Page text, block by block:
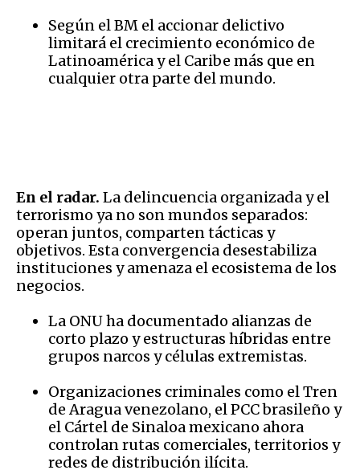
Según el BM el accionar delictivo
limitará el crecimiento económico de
Latinoamérica y el Caribe más que en
cualquier otra parte del mundo.
En el radar. La delincuencia organizada y el
terrorismo ya no son mundos separados:
operan juntos, comparten tácticas y
objetivos. Esta convergencia desestabiliza
instituciones y amenaza el ecosistema de los
negocios.
La ONU ha documentado alianzas de
corto plazo y estructuras híbridas entre
grupos narcos y células extremistas.
Organizaciones criminales como el Tren
de Aragua venezolano, el PCC brasileño y
el Cártel de Sinaloa mexicano ahora
controlan rutas comerciales, territorios y
redes de distribución ilícita.